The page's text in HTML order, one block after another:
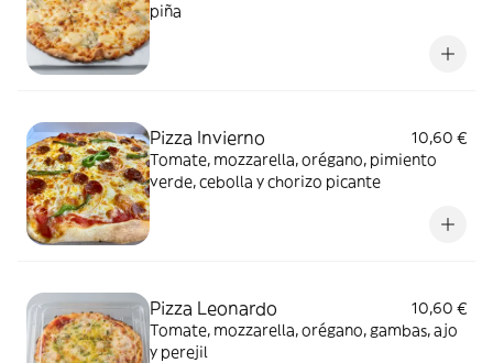
piña
Pizza Invierno
10,60 €
Tomate, mozzarella, orégano, pimiento
verde, cebolla y chorizo picante
Pizza Leonardo
10,60 €
Tomate, mozzarella, orégano, gambas, ajo
y perejil